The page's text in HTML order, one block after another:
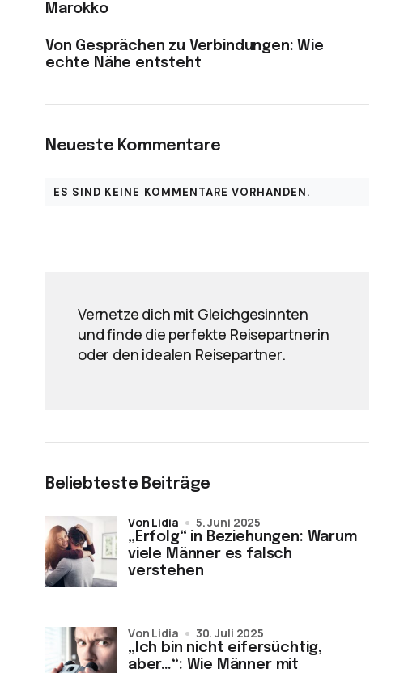
Marokko
Von Gesprächen zu Verbindungen: Wie
echte Nähe entsteht
Neueste Kommentare
ES SIND KEINE KOMMENTARE VORHANDEN.
Vernetze dich mit Gleichgesinnten
und finde die perfekte Reisepartnerin
oder den idealen Reisepartner.
Beliebteste Beiträge
„Erfolg“ in Beziehungen: Warum
viele Männer es falsch
verstehen
von Lidia 5. Juni 2025
„Ich bin nicht eifersüchtig,
aber…“: Wie Männer mit
von Lidia 30. Juli 2025